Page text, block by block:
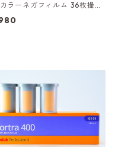
ラーネガフィルム 36枚撮り